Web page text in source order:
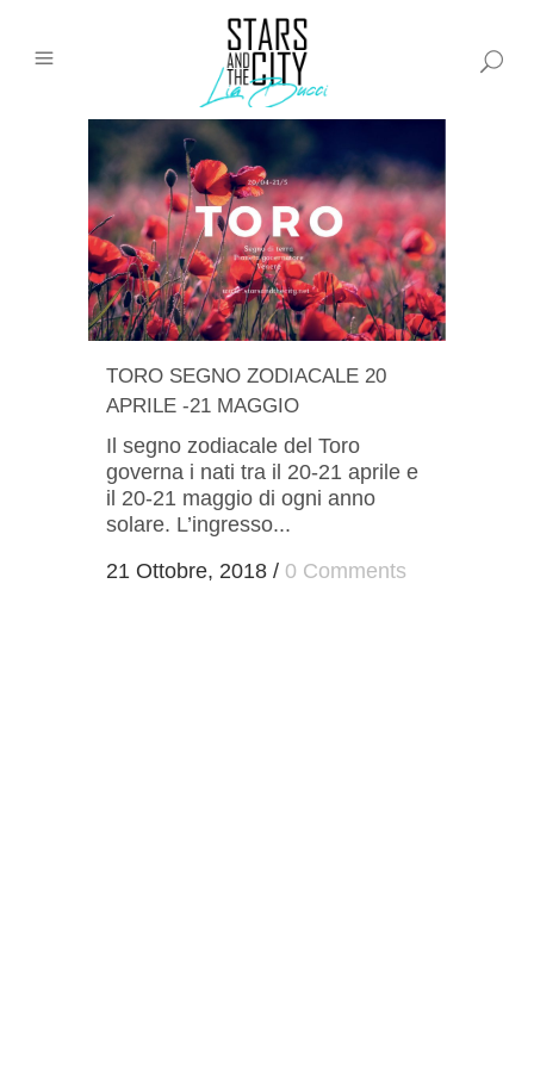
TORO SEGNO ZODIACALE 20
APRILE -21 MAGGIO
Il segno zodiacale del Toro
governa i nati tra il 20-21 aprile e
il 20-21 maggio di ogni anno
solare. L’ingresso...
21 Ottobre, 2018 / 0 Comments